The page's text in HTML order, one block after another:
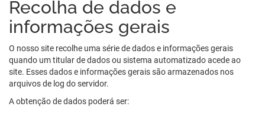
Recolha de dados e
informações gerais
O nosso site recolhe uma série de dados e informações gerais
quando um titular de dados ou sistema automatizado acede ao
site. Esses dados e informações gerais são armazenados nos
arquivos de log do servidor.
A obtenção de dados poderá ser: